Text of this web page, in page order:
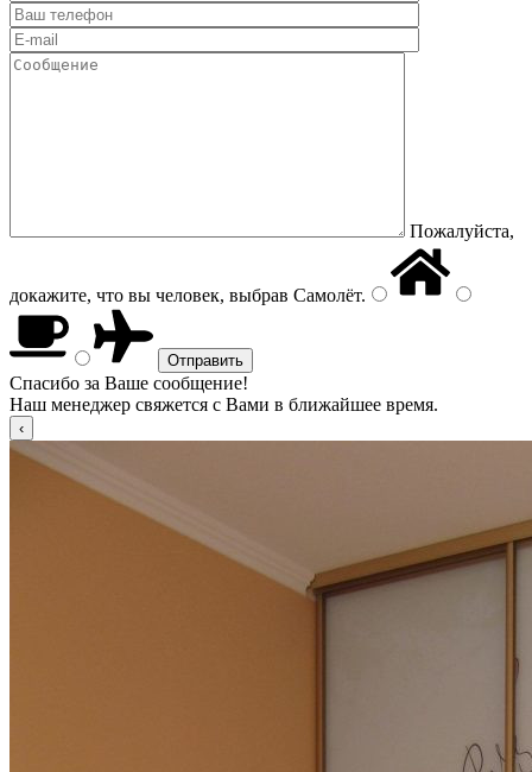
Пожалуйста,
докажите, что вы человек, выбрав Самолёт.
Спасибо за Ваше сообщение!
Наш менеджер свяжется с Вами в ближайшее время.